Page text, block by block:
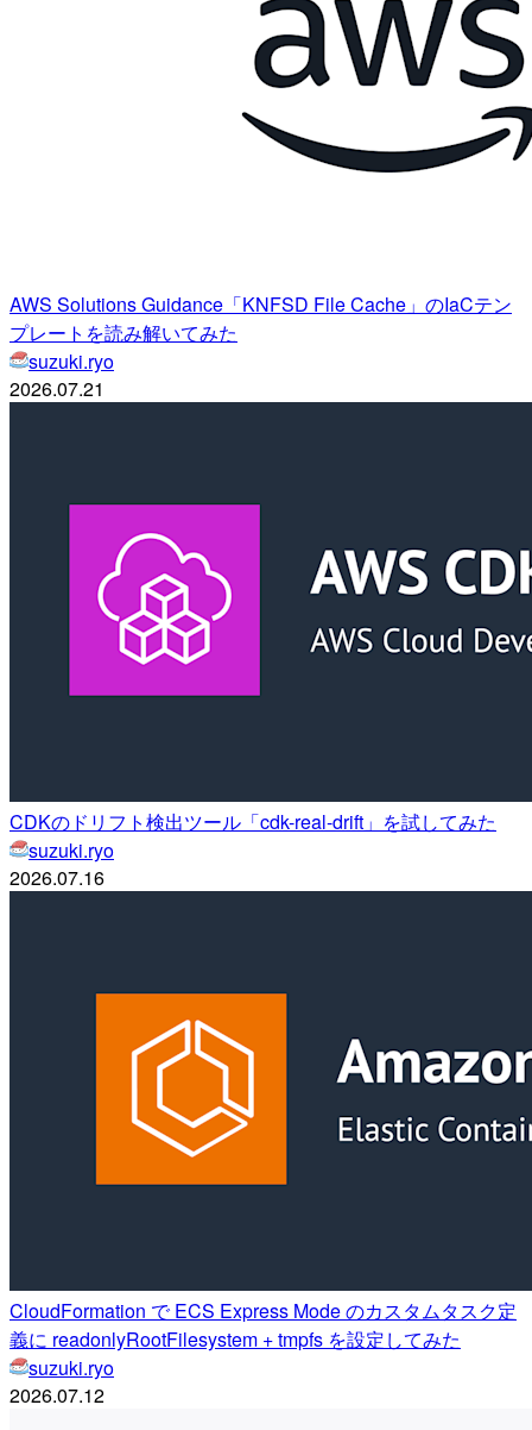
AWS Solutions Guidance「KNFSD File Cache」のIaCテン
プレートを読み解いてみた
suzuki.ryo
2026.07.21
CDKのドリフト検出ツール「cdk-real-drift」を試してみた
suzuki.ryo
2026.07.16
CloudFormation で ECS Express Mode のカスタムタスク定
義に readonlyRootFilesystem + tmpfs を設定してみた
suzuki.ryo
2026.07.12